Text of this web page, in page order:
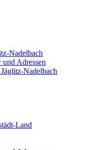
Nadelbach
und Adressen
Nadelbach
Land